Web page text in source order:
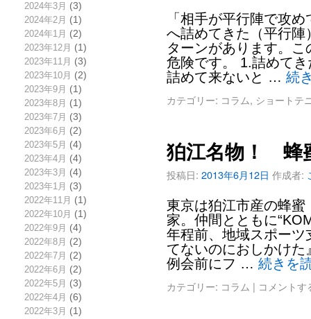
2024年3月 (3)
2024年2月 (1)
2024年1月 (2)
2023年12月 (1)
2023年11月 (3)
2023年10月 (2)
2023年9月 (1)
2023年8月 (1)
2023年7月 (3)
2023年6月 (2)
2023年5月 (4)
2023年4月 (4)
2023年3月 (4)
2023年1月 (3)
2022年11月 (1)
2022年10月 (1)
2022年9月 (4)
2022年8月 (2)
2022年7月 (2)
2022年6月 (2)
2022年5月 (3)
2022年4月 (6)
2022年3月 (1)
「相手が平行陣で攻
へ詰めてきた（平行
ターンがあります。
危険です。 1.詰めて
詰めて来ないと … 続
カテゴリー: コラム, ショートテ
狛江名物！ 蜂
投稿日: 2013年6月12日 作成者:
東京は狛江市産の蜂
家。仲間とともに
年程前、地域スポー
てないのにおしかけ
例会前にフ … 続きを
カテゴリー: コラム | コメントす